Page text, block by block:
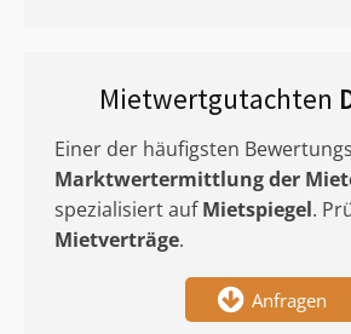
Mietwertgutachten
Einer der häufigsten
Marktwertermittlungder
spezialisiert aufMietspiegel.
Mietverträge.
Anfragen